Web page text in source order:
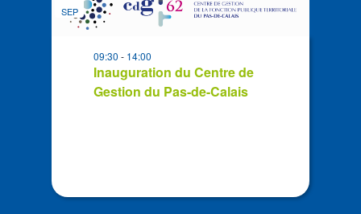
date
events
Photo
View
SEP
Inauguration du Centre de
Gestion du Pas-de-Calais
09:30- 14:00